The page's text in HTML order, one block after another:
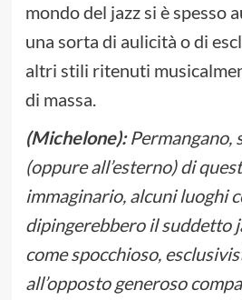
mondo del jazz si è spesso
una sorta di aulicità o di
altri stili ritenuti
di massa.
(Michelone):Permangano,
(oppure all’esterno) di
immaginario, alcuni luoghi
dipingerebbero il suddetto
come spocchioso,
all’opposto generoso